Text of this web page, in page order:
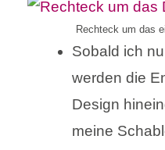
Rechteck um das
Sobald ich
werden die
Design
meine